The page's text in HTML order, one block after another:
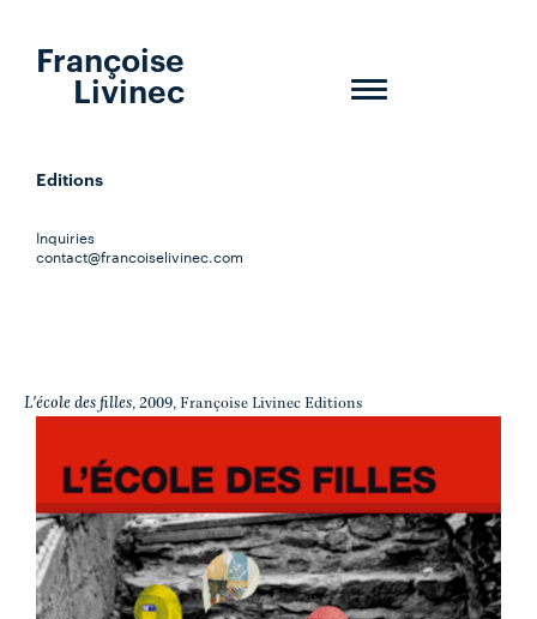
Toggle
Françoise
Livinec
Editions
Inquiries
contact@francoiselivinec.com
L'école des filles, 2009, Françoise Livinec Editions